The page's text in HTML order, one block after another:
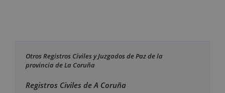
Otros Registros Civiles y Juzgados de Paz de la
provincia de La Coruña
Registros Civiles de A Coruña